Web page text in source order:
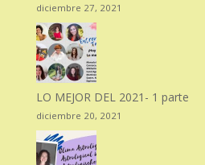
diciembre 27, 2021
LO MEJOR DEL 2021- 1 parte
diciembre 20, 2021